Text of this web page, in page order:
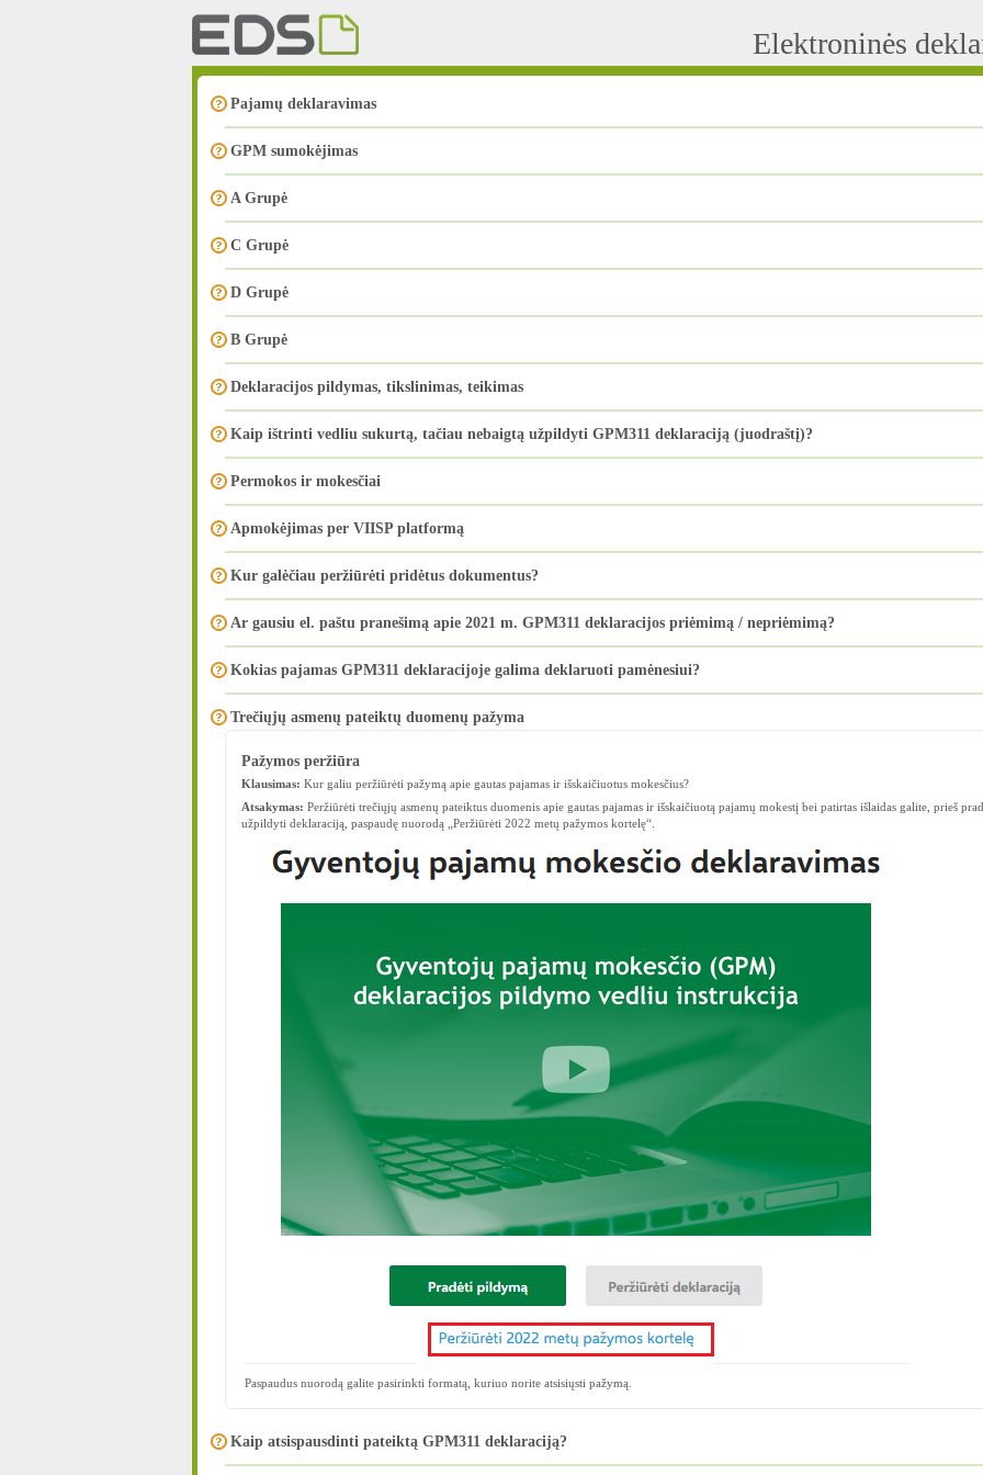
Elektroninės
Pajamų deklaravimas
GPM sumokėjimas
A Grupė
C Grupė
D Grupė
B Grupė
Deklaracijos pildymas, tikslinimas, teikimas
Kaip ištrinti vedliu sukurtą, tačiau nebaigtą užpildyti GPM311 deklaraciją (juodraštį)?
Permokos ir mokesčiai
Apmokėjimas per VIISP platformą
Kur galėčiau peržiūrėti pridėtus dokumentus?
Ar gausiu el. paštu pranešimą apie 2021 m. GPM311 deklaracijos priėmimą / nepriėmimą?
Kokias pajamas GPM311 deklaracijoje galima deklaruoti pamėnesiui?
Trečiųjų asmenų pateiktų duomenų pažyma
Pažymos peržiūra
Klausimas: Kur galiu peržiūrėti pažymą apie gautas pajamas ir išskaičiuotus mokesčius?
Atsakymas: Peržiūrėti trečiųjų asmenų pateiktus duomenis apie gautas pajamas ir išskaičiuotą pajamų mokestį bei patirtas išlaidas galite, prieš
užpildyti deklaraciją, paspaudę nuorodą „Peržiūrėti 2022 metų pažymos kortelę“.
Paspaudus nuorodą galite pasirinkti formatą, kuriuo norite atsisiųsti pažymą.
Kaip atsispausdinti pateiktą GPM311 deklaraciją?